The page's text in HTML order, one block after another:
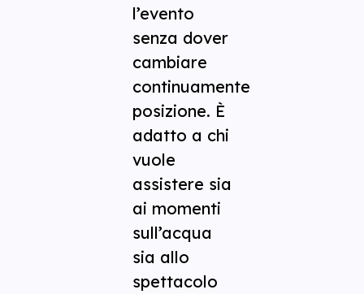
l’evento
senza dover
cambiare
continuamente
posizione. È
adatto a chi
vuole
assistere sia
ai momenti
sull’acqua
sia allo
spettacolo